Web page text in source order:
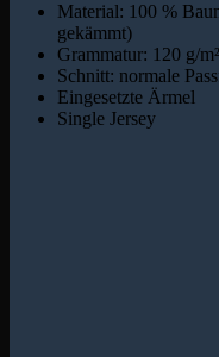
Material: 100 %
gekämmt)
Grammatur: 120 g/m²
Schnitt: normale
Eingesetzte Ärmel
Single Jersey